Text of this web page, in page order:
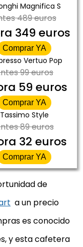
Magnifica S
489 euros
349 euros
Comprar YA
Vertuo Pop
99 euros
59 euros
Comprar YA
Tassimo Style
89 euros
32 euros
Comprar YA
de
a un precio
es conocido
y esta cafetera